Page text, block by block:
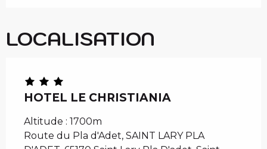
LOCALISATION
HOTEL LE CHRISTIANIA
Altitude : 1700m
Route du Pla d'Adet, SAINT LARY PLA